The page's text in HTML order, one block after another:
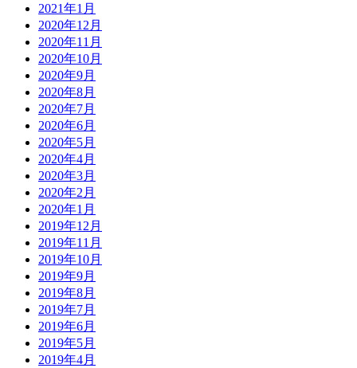
2021年1月
2020年12月
2020年11月
2020年10月
2020年9月
2020年8月
2020年7月
2020年6月
2020年5月
2020年4月
2020年3月
2020年2月
2020年1月
2019年12月
2019年11月
2019年10月
2019年9月
2019年8月
2019年7月
2019年6月
2019年5月
2019年4月